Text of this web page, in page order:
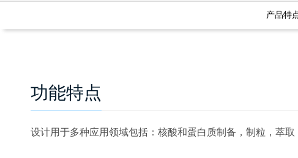
产品特
功能特点
设计用于多种应用领域包括：核酸和蛋白质制备，制粒，萃